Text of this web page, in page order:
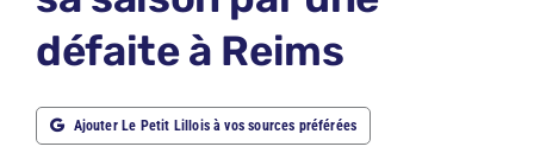
défaite à Reims
Ajouter Le Petit Lillois à vos sources préférées